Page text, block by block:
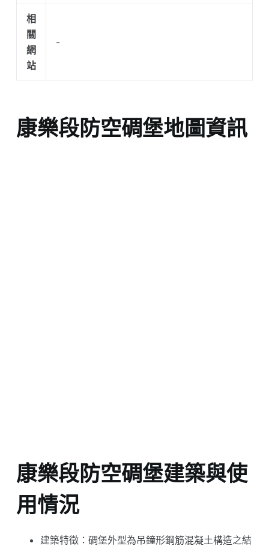
相
關
網
站
-
康樂段防空碉堡地圖資訊
康樂段防空碉堡建築與使
用情況
建築特徵：碉堡外型為吊鐘形鋼筋混凝土構造之結